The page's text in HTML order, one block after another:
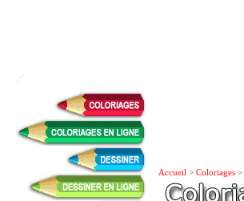
Accueil > Coloriages >